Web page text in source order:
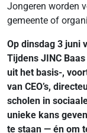
Jongeren worden
gemeente of
Op dinsdag 3 juni
Tijdens JINC
uit het basis-,
van CEO’s,
scholen in
unieke kans
te staan — én om